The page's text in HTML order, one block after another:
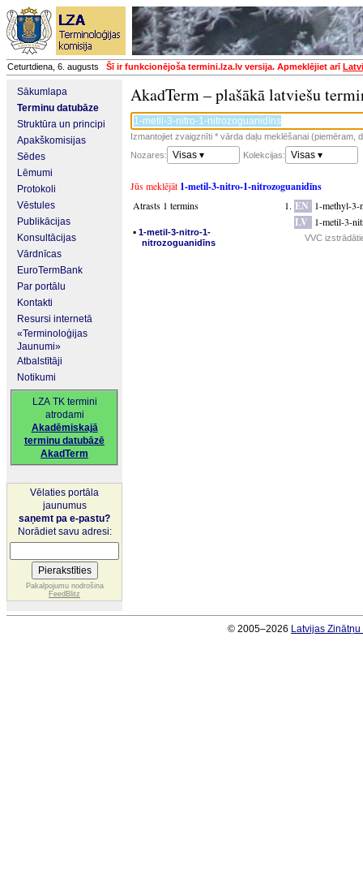
Ceturtdiena, 6. augusts Šī ir funkcionējoša termini.lza.lv versija. Apmeklējiet arī
Sākumlapa
Terminu datubāze
Struktūra un principi
Apakškomisijas
Sēdes
Lēmumi
Protokoli
Vēstules
Publikācijas
Konsultācijas
Vārdnīcas
EuroTermBank
Par portālu
Kontakti
Resursi internetā
«Terminoloģijas
Jaunumi»
Atbalstītāji
Notikumi
LZA TK termini
atrodami
Akadēmiskajā
terminu datubāzē
AkadTerm
Vēlaties portāla
jaunumus
saņemt pa e-pastu?
Norādiet savu adresi:
Pakalpojumu nodrošina
FeedBlitz
AkadTerm – plašākā latviešu
Izmantojiet zvaigznīti * vārda daļu meklēšanai (piemēram,
Nozares:
Visas ▾ Kolekcijas: Visas ▾
Jūs meklējāt 1-metil-3-nitro-1-nitrozoguanidīns
Atrasts 1 termins
▪ 1-metil-3-nitro-1-
nitrozoguanidīns
EN 1-methyl-
LV 1-metil-3-
VVC
© 2005–2026 Latvijas